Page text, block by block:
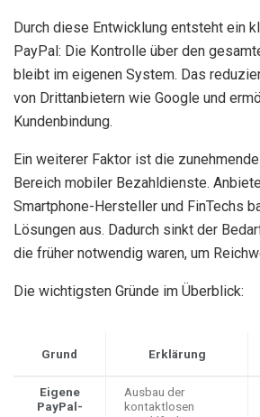
Durch diese Entwicklung entsteht ein
PayPal: Die Kontrolle über den
bleibt im eigenen System. Das
von Drittanbietern wie Google und
Kundenbindung.
Ein weiterer Faktor ist die
Bereich mobiler Bezahldienste.
Smartphone-Hersteller und FinTechs
Lösungen aus. Dadurch sinkt der
die früher notwendig waren, um
Die wichtigsten Gründe im Überblick:
Grund Erklärung
Eigene
PayPal-
Ausbau der
kontaktlosen